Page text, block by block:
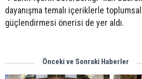
dayanışma temalı içeriklerle
güçlendirmesi önerisi de yer aldı.
Önceki ve Sonraki Haberler